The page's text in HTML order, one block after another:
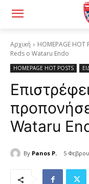
Αρχική HOMEPAGE HOT
Reds ο Wataru Endo
HOMEPAGE HOT POSTS
Wataru
By Panos P. 5